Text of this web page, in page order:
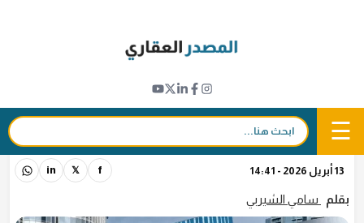
☰ بحث:
كيف يحمي حساب الضمان العقاري في دبي
مليارات الدولارات ويكفل حقوق المستثمرين
والمطورين؟
13 أبريل 2026 - 14:41 f
𝕏
in
بقلم سامي الشيربي